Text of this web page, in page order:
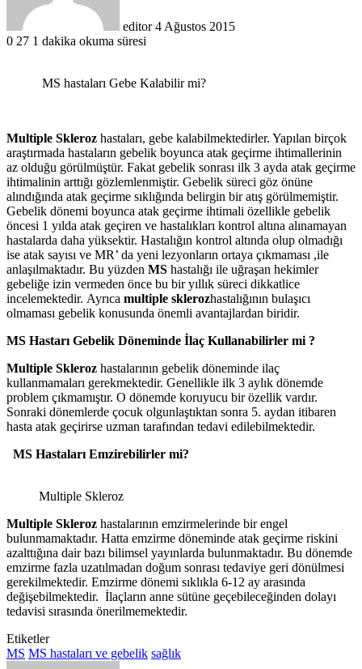
editor 4 Ağustos 2015
0 27 1 dakika okuma süresi
MS hastaları Gebe Kalabilir mi?
Multiple Skleroz hastaları, gebe kalabilmektedirler. Yapılan birçok
araştırmada hastaların gebelik boyunca atak geçirme ihtimallerinin
az olduğu görülmüştür. Fakat gebelik sonrası ilk 3 ayda atak geçirme
ihtimalinin arttığı gözlemlenmiştir. Gebelik süreci göz önüne
alındığında atak geçirme sıklığında belirgin bir atış görülmemiştir.
Gebelik dönemi boyunca atak geçirme ihtimali özellikle gebelik
öncesi 1 yılda atak geçiren ve hastalıkları kontrol altına alınamayan
hastalarda daha yüksektir. Hastalığın kontrol altında olup olmadığı
ise atak sayısı ve MR’ da yeni lezyonların ortaya çıkmaması ,ile
anlaşılmaktadır. Bu yüzden MS hastalığı ile uğraşan hekimler
gebeliğe izin vermeden önce bu bir yıllık süreci dikkatlice
incelemektedir. Ayrıca multiple sklerozhastalığının bulaşıcı
olmaması gebelik konusunda önemli avantajlardan biridir.
MS Hastarı Gebelik Döneminde İlaç Kullanabilirler mi ?
Multiple Skleroz hastalarının gebelik döneminde ilaç
kullanmamaları gerekmektedir. Genellikle ilk 3 aylık dönemde
problem çıkmamıştır. O dönemde koruyucu bir özellik vardır.
Sonraki dönemlerde çocuk olgunlaştıktan sonra 5. aydan itibaren
hasta atak geçirirse uzman tarafından tedavi edilebilmektedir.
MS Hastaları Emzirebilirler mi?
Multiple Skleroz
Multiple Skleroz hastalarının emzirmelerinde bir engel
bulunmamaktadır. Hatta emzirme döneminde atak geçirme riskini
azalttığına dair bazı bilimsel yayınlarda bulunmaktadır. Bu dönemde
emzirme fazla uzatılmadan doğum sonrası tedaviye geri dönülmesi
gerekilmektedir. Emzirme dönemi sıklıkla 6-12 ay arasında
değişebilmektedir. İlaçların anne sütüne geçebileceğinden dolayı
tedavisi sırasında önerilmemektedir.
Etiketler
MS MS hastaları ve gebelik sağlık